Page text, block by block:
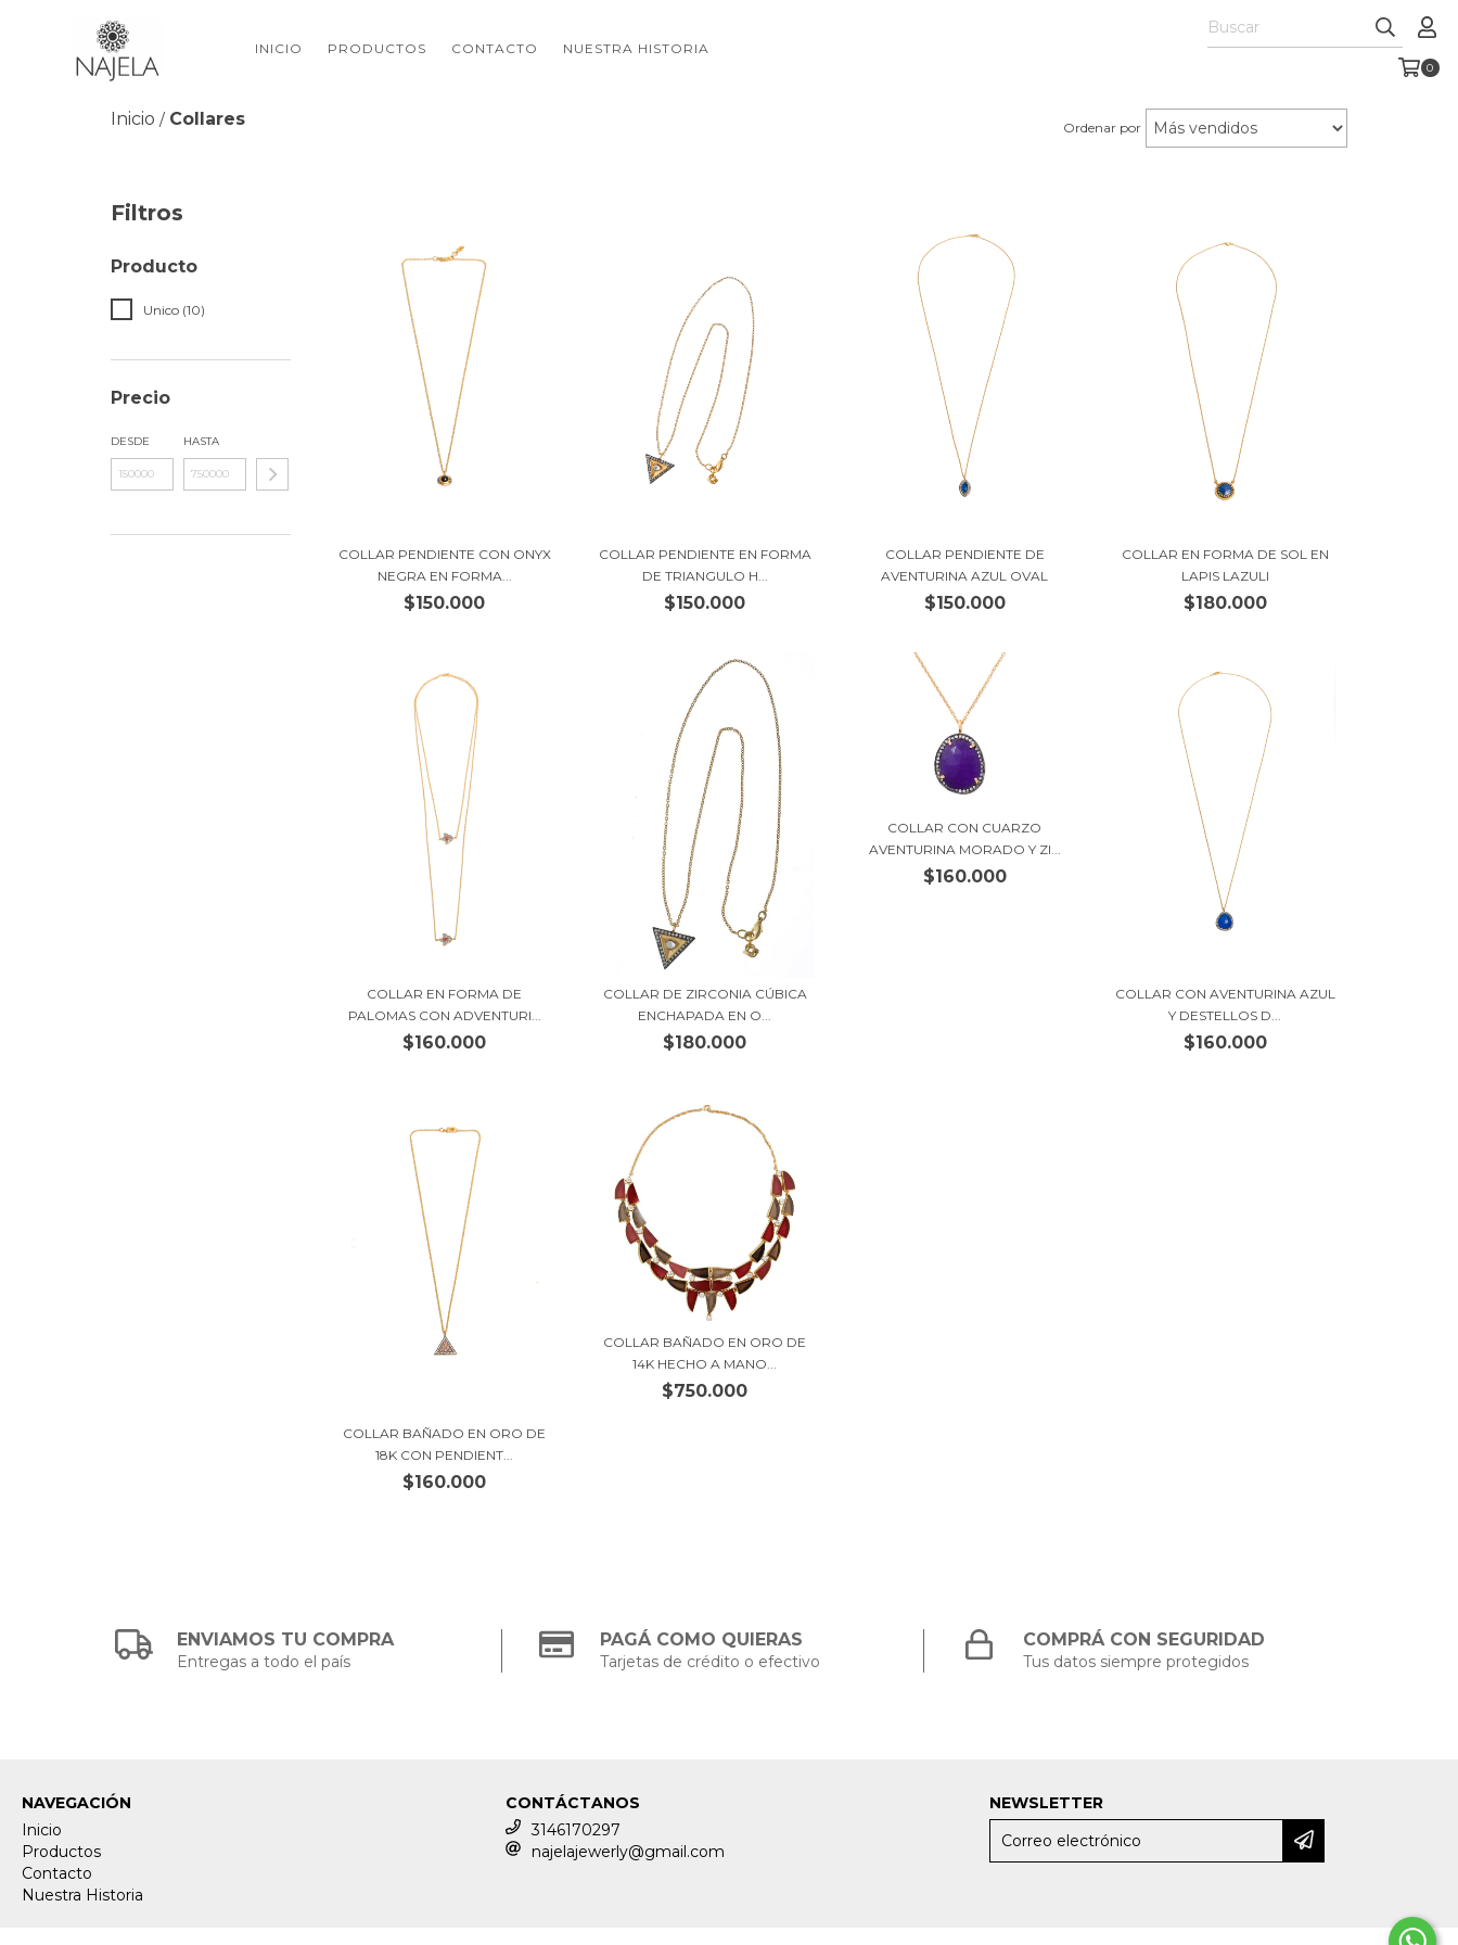
INICIO PRODUCTOS CONTACTO NUESTRA HISTORIA
0
Inicio / Collares Ordenar por
Filtros
Producto
Unico (10)
Precio
DESDE HASTA
COLLAR PENDIENTE CON ONYX
NEGRA EN FORMA...
$150.000
COLLAR PENDIENTE EN FORMA
DE TRIANGULO H...
$150.000
COLLAR PENDIENTE DE
AVENTURINA AZUL OVAL
$150.000
COLLAR EN FORMA DE SOL EN
LAPIS LAZULI
$180.000
COLLAR EN FORMA DE
PALOMAS CON ADVENTURI...
$160.000
COLLAR DE ZIRCONIA CÚBICA
ENCHAPADA EN O...
$180.000
COLLAR CON CUARZO
AVENTURINA MORADO Y ZI...
$160.000
COLLAR CON AVENTURINA AZUL
Y DESTELLOS D...
$160.000
COLLAR BAÑADO EN ORO DE
18K CON PENDIENT...
$160.000
COLLAR BAÑADO EN ORO DE
14K HECHO A MANO...
$750.000
ENVIAMOS TU COMPRA
Entregas a todo el país
PAGÁ COMO QUIERAS
Tarjetas de crédito o efectivo
COMPRÁ CON SEGURIDAD
Tus datos siempre protegidos
NAVEGACIÓN
Inicio
Productos
Contacto
Nuestra Historia
CONTÁCTANOS
3146170297
najelajewerly@gmail.com
NEWSLETTER